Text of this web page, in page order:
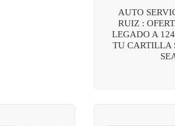
AUTO
RUIZ :
LEGADO A
TU CARTILLA